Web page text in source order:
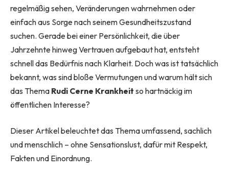
regelmäßig sehen, Veränderungen wahrnehmen oder
einfach aus Sorge nach seinem Gesundheitszustand
suchen. Gerade bei einer Persönlichkeit, die über
Jahrzehnte hinweg Vertrauen aufgebaut hat, entsteht
schnell das Bedürfnis nach Klarheit. Doch was ist tatsächlich
bekannt, was sind bloße Vermutungen und warum hält sich
das Thema Rudi Cerne Krankheit so hartnäckig im
öffentlichen Interesse?
Dieser Artikel beleuchtet das Thema umfassend, sachlich
und menschlich – ohne Sensationslust, dafür mit Respekt,
Fakten und Einordnung.